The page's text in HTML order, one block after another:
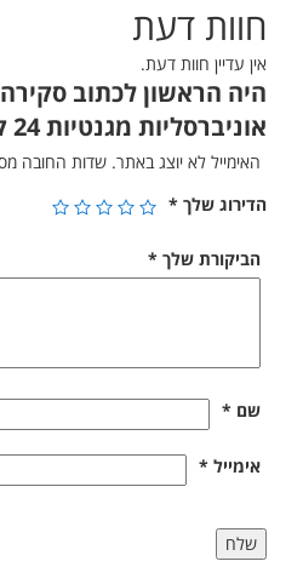
חוות דעת
אין עדיין חוות דעת.
היה הראשון לכתוב
אוניברסליות מגנטיות 24 ק"ג”
האימייל לא יוצג באתר. שדות החובה
הדירוג שלך *
הביקורת שלך *
שם *
אימייל *